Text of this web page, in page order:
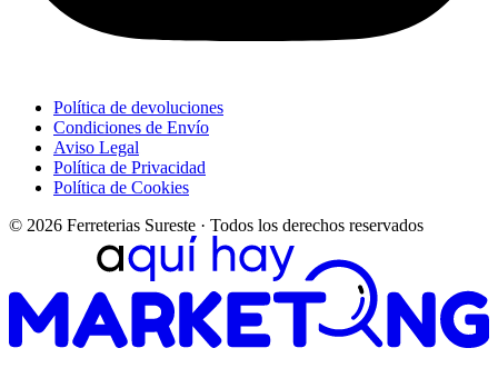
Política de devoluciones
Condiciones de Envío
Aviso Legal
Política de Privacidad
Política de Cookies
© 2026 Ferreterias Sureste · Todos los derechos reservados